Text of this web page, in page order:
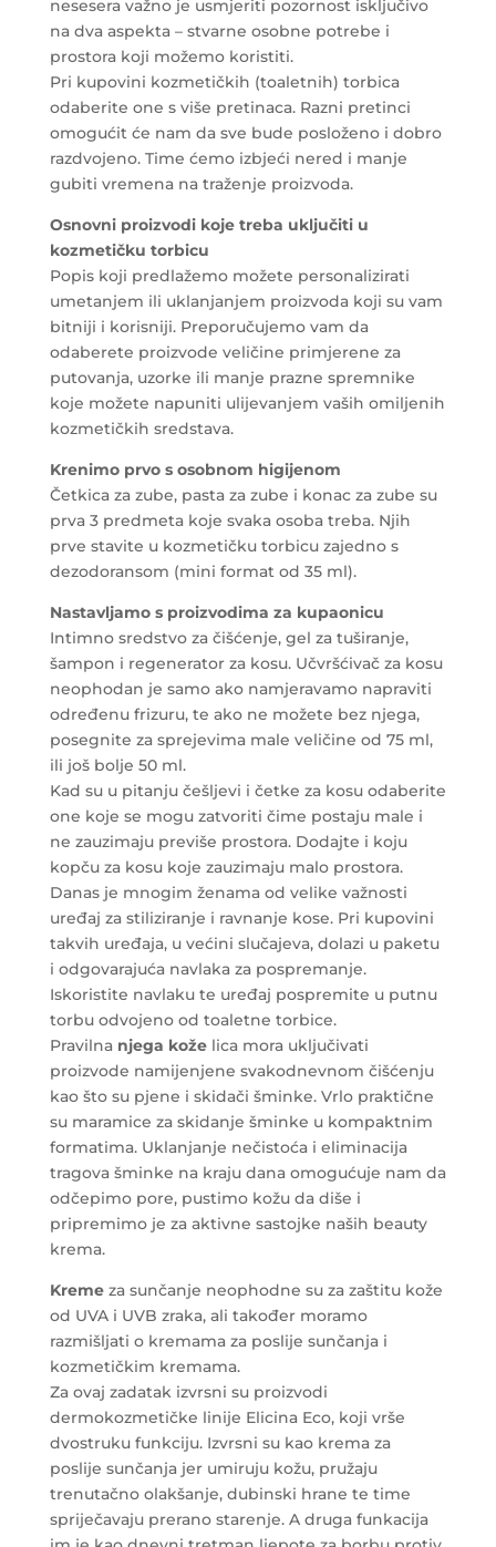
nesesera važno je usmjeriti pozornost isključivo
na dva aspekta – stvarne osobne potrebe i
prostora koji možemo koristiti.
Pri kupovini kozmetičkih (toaletnih) torbica
odaberite one s više pretinaca. Razni pretinci
omogućit će nam da sve bude posloženo i dobro
razdvojeno. Time ćemo izbjeći nered i manje
gubiti vremena na traženje proizvoda.
Osnovni proizvodi koje treba uključiti u
kozmetičku torbicu
Popis koji predlažemo možete personalizirati
umetanjem ili uklanjanjem proizvoda koji su vam
bitniji i korisniji. Preporučujemo vam da
odaberete proizvode veličine primjerene za
putovanja, uzorke ili manje prazne spremnike
koje možete napuniti ulijevanjem vaših omiljenih
kozmetičkih sredstava.
Krenimo prvo s osobnom higijenom
Četkica za zube, pasta za zube i konac za zube su
prva 3 predmeta koje svaka osoba treba. Njih
prve stavite u kozmetičku torbicu zajedno s
dezodoransom (mini format od 35 ml).
Nastavljamo s proizvodima za kupaonicu
Intimno sredstvo za čišćenje, gel za tuširanje,
šampon i regenerator za kosu. Učvršćivač za kosu
neophodan je samo ako namjeravamo napraviti
određenu frizuru, te ako ne možete bez njega,
posegnite za sprejevima male veličine od 75 ml,
ili još bolje 50 ml.
Kad su u pitanju češljevi i četke za kosu odaberite
one koje se mogu zatvoriti čime postaju male i
ne zauzimaju previše prostora. Dodajte i koju
kopču za kosu koje zauzimaju malo prostora.
Danas je mnogim ženama od velike važnosti
uređaj za stiliziranje i ravnanje kose. Pri kupovini
takvih uređaja, u većini slučajeva, dolazi u paketu
i odgovarajuća navlaka za pospremanje.
Iskoristite navlaku te uređaj pospremite u putnu
torbu odvojeno od toaletne torbice.
Pravilna njega koželica mora uključivati ​​
proizvode namijenjene svakodnevnom čišćenju
kao što su pjene i skidači šminke. Vrlo praktične
su maramice za skidanje šminke u kompaktnim
formatima. Uklanjanje nečistoća i eliminacija
tragova šminke na kraju dana omogućuje nam da
odčepimo pore, pustimo kožu da diše i
pripremimo je za aktivne sastojke naših beauty
krema.
Kreme za sunčanje neophodne su za zaštitu kože
od UVA i UVB zraka, ali također moramo
razmišljati o kremama za poslije sunčanja i
kozmetičkim kremama.
Za ovaj zadatak izvrsni su proizvodi
dermokozmetičke linije Elicina Eco, koji vrše
dvostruku funkciju. Izvrsni su kao krema za
poslije sunčanja jer umiruju kožu, pružaju
trenutačno olakšanje, dubinski hrane te time
spriječavaju prerano starenje. A druga funkacija